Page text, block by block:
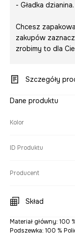
- Gładka dzianina.
Chcesz
zakupów
zrobimy to dla
Szczegóły
Dane produktu
Kolor
ID Produktu
Producent
Skład
Materiał główny: 100
Podszewka: 100 %